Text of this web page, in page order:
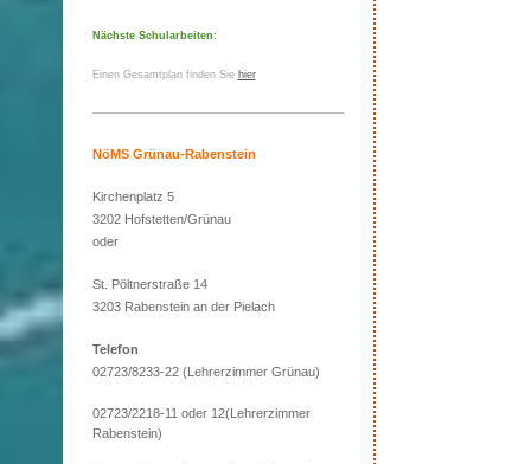
Nächste Schularbeiten:
Einen Gesamtplan finden Sie hier
NöMS Grünau-Rabenstein
Kirchenplatz 5
3202 Hofstetten/Grünau
oder
St. Pöltnerstraße 14
3203 Rabenstein an der Pielach
Telefon
02723/8233-22 (Lehrerzimmer Grünau)
02723/2218-11 oder 12(Lehrerzimmer
Rabenstein)